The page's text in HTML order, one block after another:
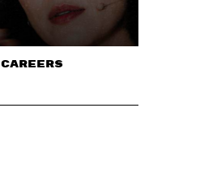
CAREERS